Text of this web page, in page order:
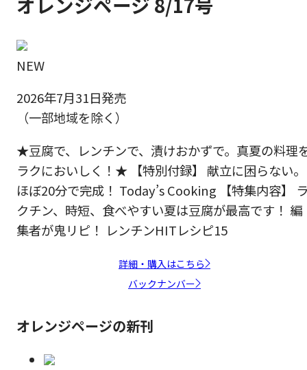
NEW
2026年7月31日発売
（一部地域を除く）
★豆腐で、レンチンで、漬けおかずで。真夏の料理
ラクにおいしく！★ 【特別付録】 献立に困らない。
ほぼ20分で完成！ Today’s Cooking 【特集内容】
クチン、時短、食べやすい夏は豆腐が最高です！ 編
集者が鬼リピ！ レンチンHITレシピ15
詳細・購入はこちら
バックナンバー
オレンジページの新刊